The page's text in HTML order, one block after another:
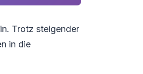
Trotz steigender
in die